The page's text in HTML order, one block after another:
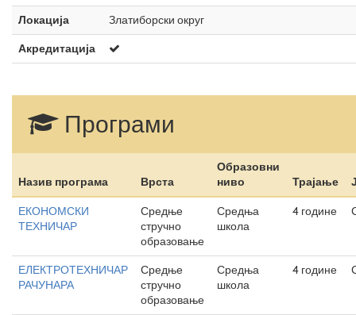
Локација
Златиборски округ
Акредитација
Програми
Назив програма Врста
Образовни
ниво
Трајање
ЕКОНОМСКИ
ТЕХНИЧАР
Средње
стручно
образовање
Средња
школа
4 године
ЕЛЕКТРОТЕХНИЧАР
РАЧУНАРА
Средње
стручно
образовање
Средња
школа
4 године